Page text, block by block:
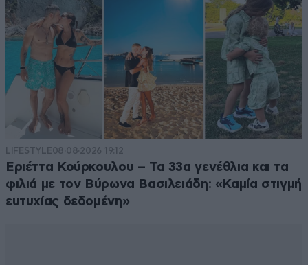
LIFESTYLE08·08·2026 19:12
Εριέττα Κούρκουλου – Τα 33α γενέθλια και τα
φιλιά με τον Βύρωνα Βασιλειάδη: «Καμία στιγμή
ευτυχίας δεδομένη»